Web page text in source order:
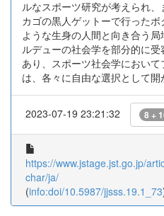
ルなスポーツ研究が考えられ
カゴの黒人ゲットーで行った
ような生身の人間と向き合う
ルデューの社会学を部分的に
あり、スポーツ社会学におい
は、各々に自由な選択として開
2023-07-19 23:21:32 8 +
https://www.jstage.jst.go.jp/
char/ja/
(info:doi/10.5987/jjsss.19.1_73